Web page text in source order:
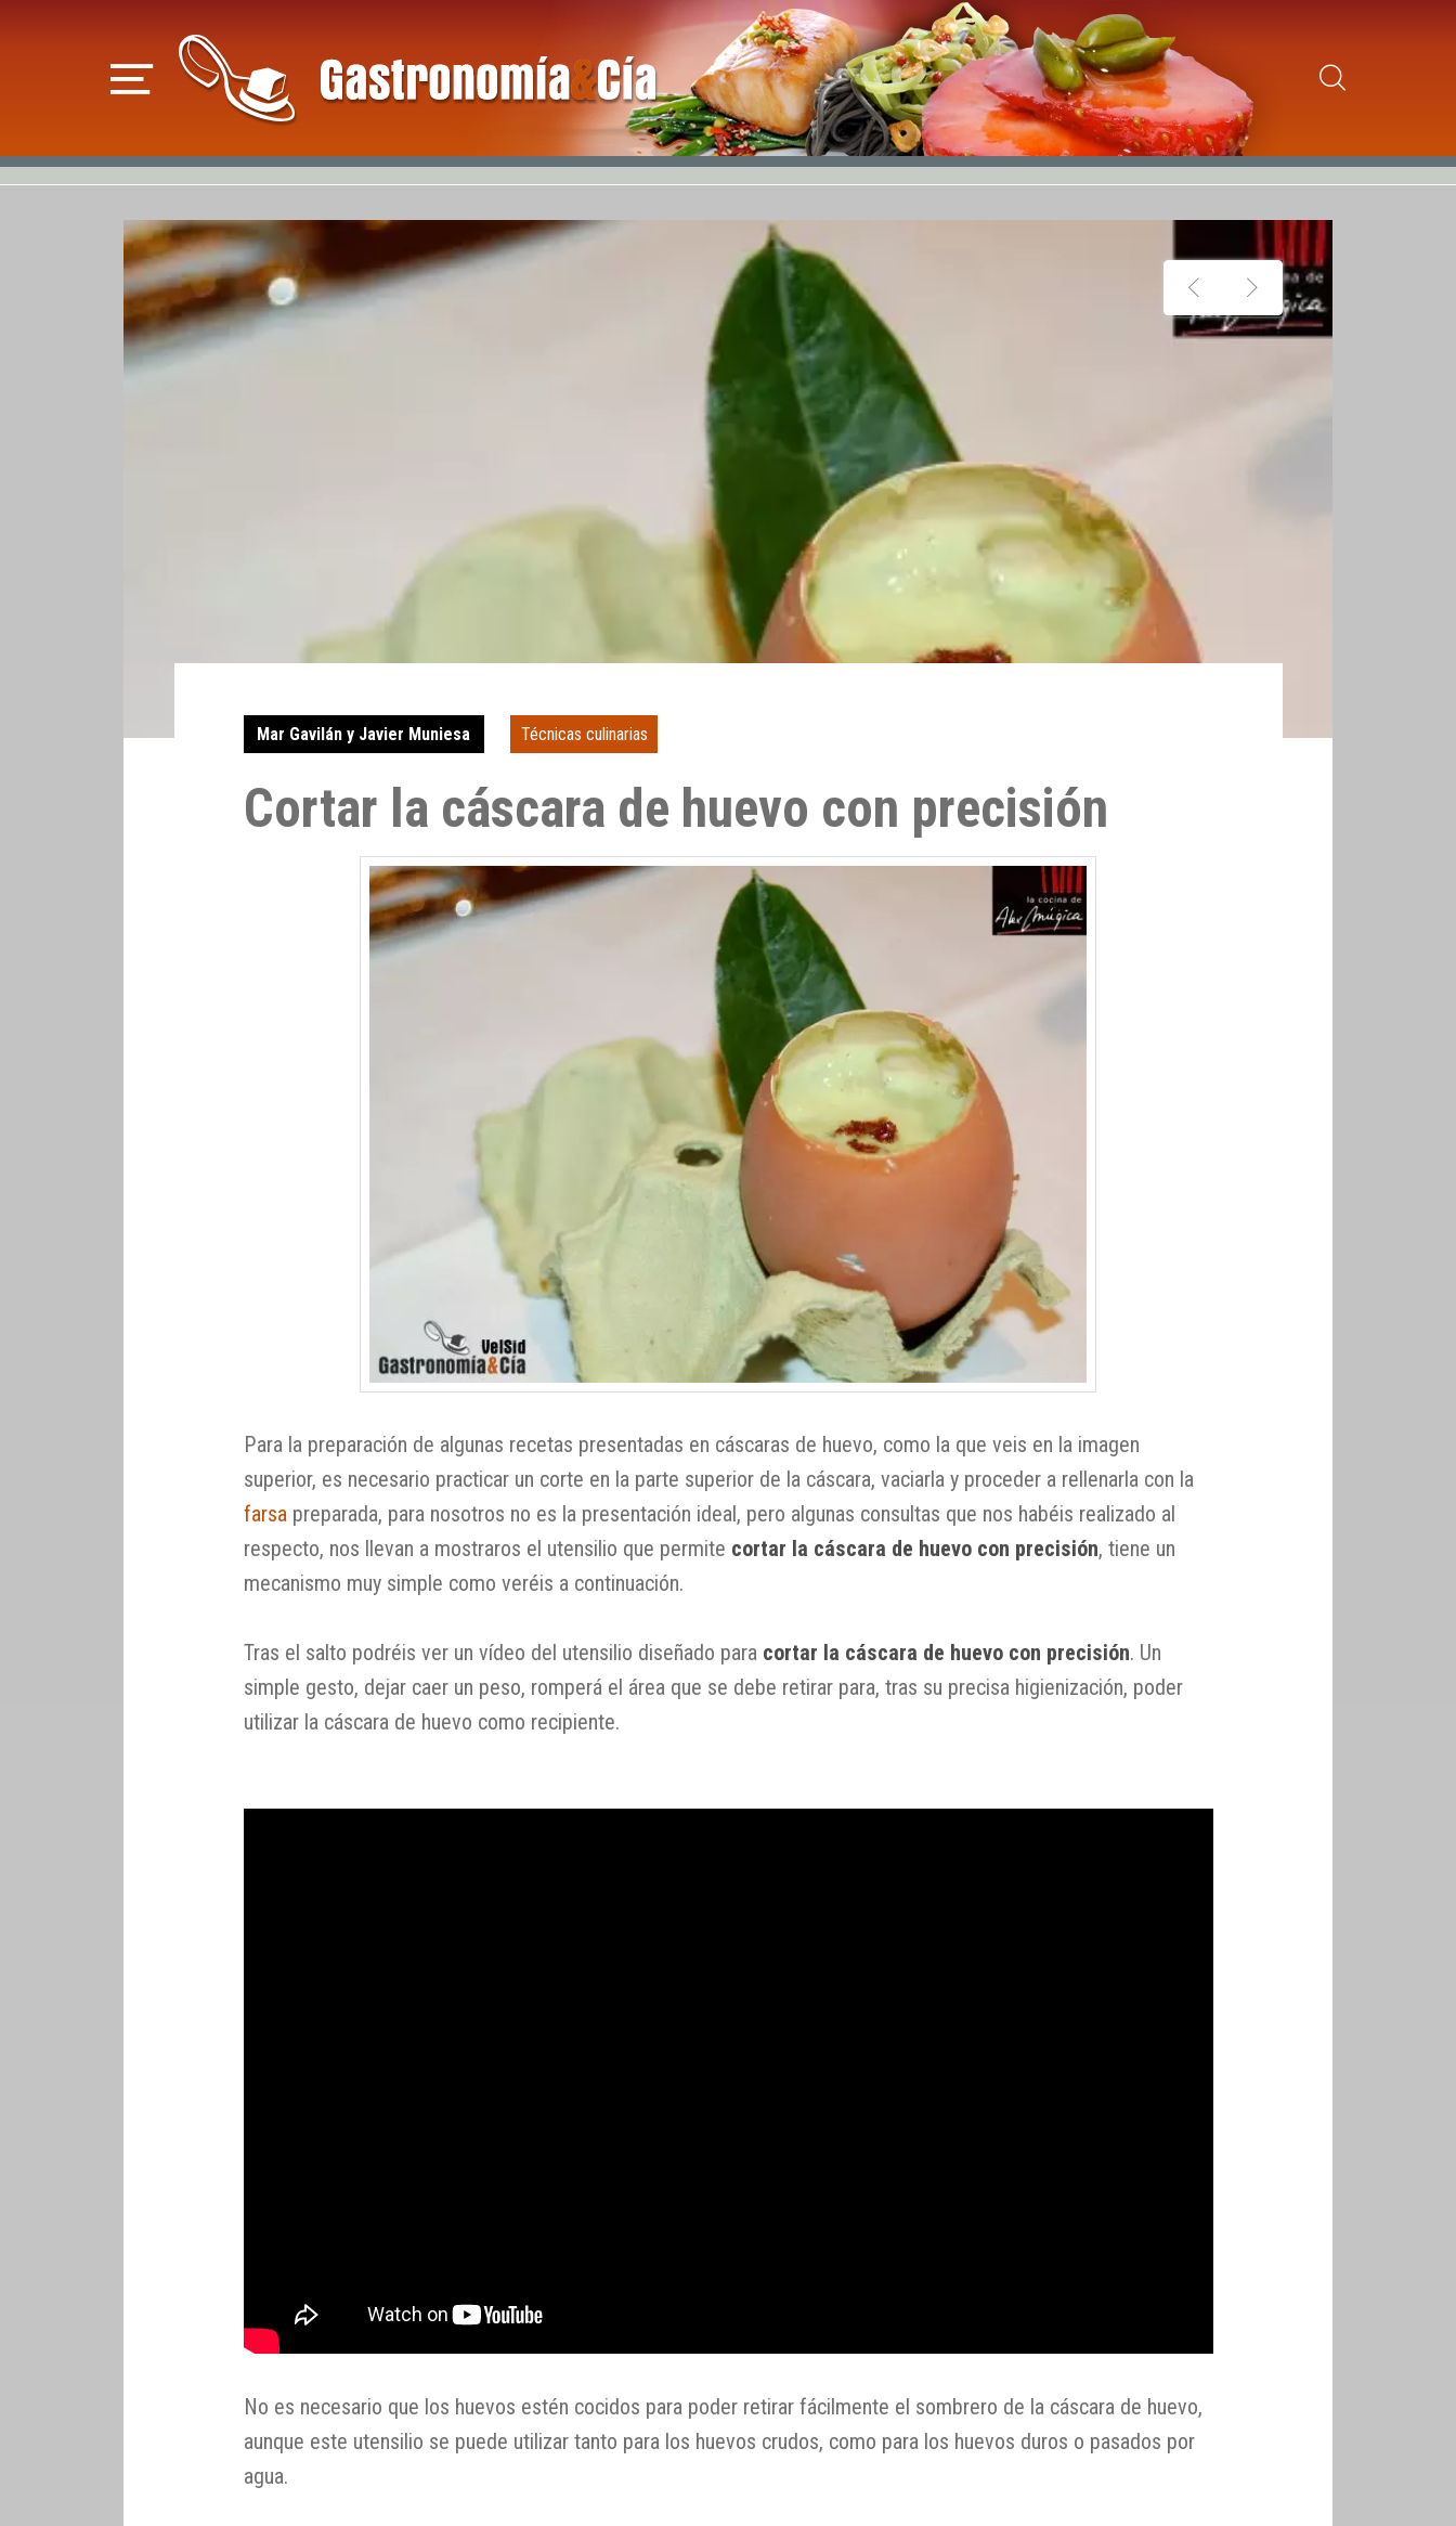
Mar Gavilán y Javier Muniesa Técnicas culinarias
Cortar la cáscara de huevo con precisión
Para la preparación de algunas recetas presentadas en cáscaras de huevo, como la que veis en la imagen
superior, es necesario practicar un corte en la parte superior de la cáscara, vaciarla y proceder a rellenarla con la
farsapreparada, para nosotros no es la presentación ideal, pero algunas consultas que nos habéis realizado al
respecto, nos llevan a mostraros el utensilio que permite cortar la cáscara de huevo con precisión, tiene un
mecanismo muy simple como veréis a continuación.
Tras el salto podréis ver un vídeo del utensilio diseñado para cortar la cáscara de huevo con precisión. Un
simple gesto, dejar caer un peso, romperá el área que se debe retirar para, tras su precisa higienización, poder
utilizar la cáscara de huevo como recipiente.
No es necesario que los huevos estén cocidos para poder retirar fácilmente el sombrero de la cáscara de huevo,
aunque este utensilio se puede utilizar tanto para los huevos crudos, como para los huevos duros o pasados por
agua.